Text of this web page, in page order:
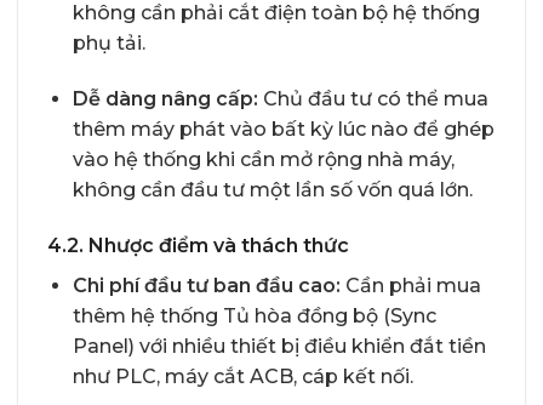
không cần phải cắt điện toàn bộ hệ thống
phụ tải.
Dễ dàng nâng cấp: Chủ đầu tư có thể mua
thêm máy phát vào bất kỳ lúc nào để ghép
vào hệ thống khi cần mở rộng nhà máy,
không cần đầu tư một lần số vốn quá lớn.
4.2. Nhược điểm và thách thức
Chi phí đầu tư ban đầu cao: Cần phải mua
thêm hệ thống Tủ hòa đồng bộ (Sync
Panel) với nhiều thiết bị điều khiển đắt tiền
như PLC, máy cắt ACB, cáp kết nối.